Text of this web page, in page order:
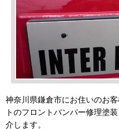
神奈川県鎌倉市にお住いのお
トのフロントバンパー修理塗
介します。